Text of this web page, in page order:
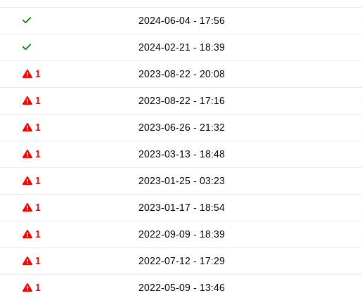
2024-06-04 - 17:56
2024-02-21 - 18:39
1 2023-08-22 - 20:08
1 2023-08-22 - 17:16
1 2023-06-26 - 21:32
1 2023-03-13 - 18:48
1 2023-01-25 - 03:23
1 2023-01-17 - 18:54
1 2022-09-09 - 18:39
1 2022-07-12 - 17:29
1 2022-05-09 - 13:46